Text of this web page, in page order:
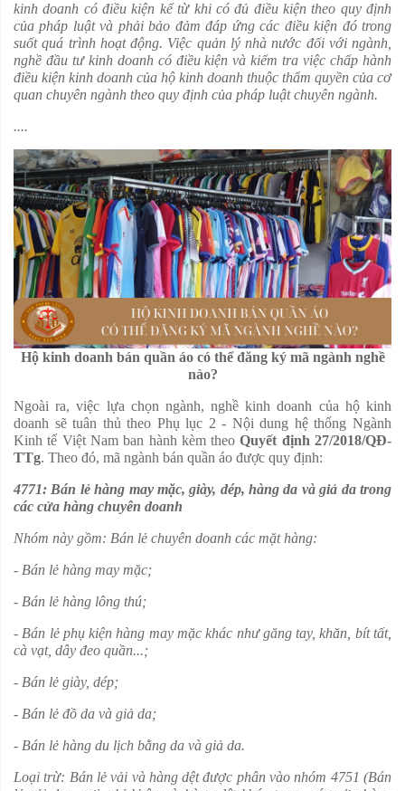
kinh doanh có điều kiện kể từ khi có đủ điều kiện theo quy định
của pháp luật và phải bảo đảm đáp ứng các điều kiện đó trong
suốt quá trình hoạt động. Việc quản lý nhà nước đối với ngành,
nghề đầu tư kinh doanh có điều kiện và kiểm tra việc chấp hành
điều kiện kinh doanh của hộ kinh doanh thuộc thẩm quyền của cơ
quan chuyên ngành theo quy định của pháp luật chuyên ngành.
....
Hộ kinh doanh bán quần áo có thể đăng ký mã ngành nghề
nào?
Ngoài ra, việc lựa chọn ngành, nghề kinh doanh của hộ kinh
doanh sẽ tuân thủ theo Phụ lục 2 - Nội dung hệ thống Ngành
Kinh tế Việt Nam ban hành kèm theoQuyết định 27/2018/QĐ-
TTg. Theo đó, mã ngành bán quần áo được quy định:
4771: Bán lẻ hàng may mặc, giày, dép, hàng da và giả da trong
các cửa hàng chuyên doanh
Nhóm này gồm: Bán lẻ chuyên doanh các mặt hàng:
- Bán lẻ hàng may mặc;
- Bán lẻ hàng lông thú;
- Bán lẻ phụ kiện hàng may mặc khác như găng tay, khăn, bít tất,
cà vạt, dây đeo quần...;
- Bán lẻ giày, dép;
- Bán lẻ đồ da và giả da;
- Bán lẻ hàng du lịch bằng da và giả da.
Loại trừ: Bán lẻ vải và hàng dệt được phân vào nhóm 4751 (Bán